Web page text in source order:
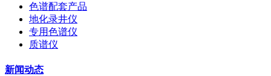
色谱配套产品
地化录井仪
专用色谱仪
质谱仪
新闻动态